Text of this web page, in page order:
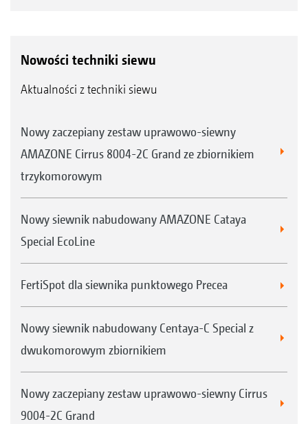
Nowości techniki siewu
Aktualności z techniki siewu
Nowy zaczepiany zestaw uprawowo-siewny
AMAZONE Cirrus 8004-2C Grand ze zbiornikiem
trzykomorowym
Nowy siewnik nabudowany AMAZONE Cataya
Special EcoLine
FertiSpot dla siewnika punktowego Precea
Nowy siewnik nabudowany Centaya-C Special z
dwukomorowym zbiornikiem
Nowy zaczepiany zestaw uprawowo-siewny Cirrus
9004-2C Grand